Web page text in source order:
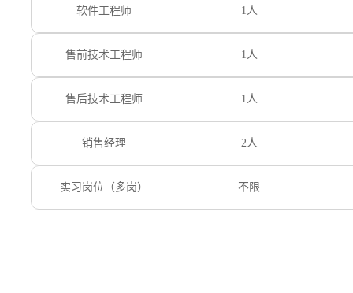
软件工程师 1人
售前技术工程师 1人
售后技术工程师 1人
销售经理 2人
实习岗位（多岗） 不限